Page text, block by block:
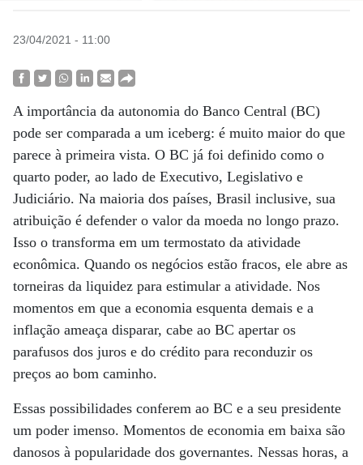
23/04/2021 - 11:00
A importância da autonomia do Banco Central (BC)
pode ser comparada a um iceberg: é muito maior do que
parece à primeira vista. O BC já foi definido como o
quarto poder, ao lado de Executivo, Legislativo e
Judiciário. Na maioria dos países, Brasil inclusive, sua
atribuição é defender o valor da moeda no longo prazo.
Isso o transforma em um termostato da atividade
econômica. Quando os negócios estão fracos, ele abre as
torneiras da liquidez para estimular a atividade. Nos
momentos em que a economia esquenta demais e a
inflação ameaça disparar, cabe ao BC apertar os
parafusos dos juros e do crédito para reconduzir os
preços ao bom caminho.
Essas possibilidades conferem ao BC e a seu presidente
um poder imenso. Momentos de economia em baixa são
danosos à popularidade dos governantes. Nessas horas, a